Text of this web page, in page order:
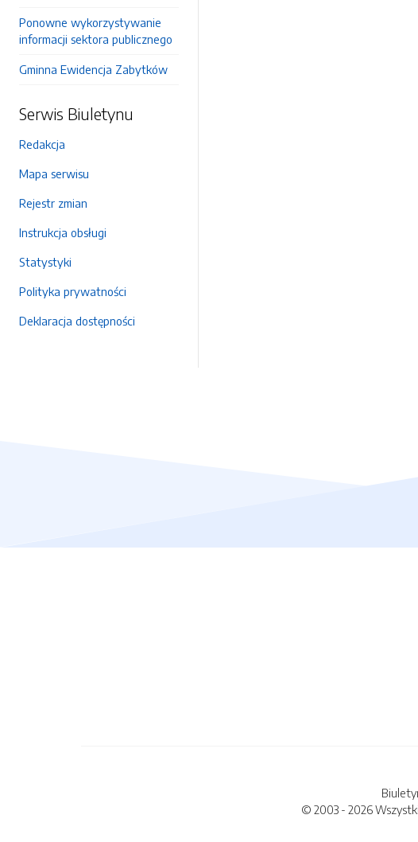
Ponowne wykorzystywanie
informacji sektora publicznego
Gminna Ewidencja Zabytków
Serwis Biuletynu
Redakcja
Mapa serwisu
Rejestr zmian
Instrukcja obsługi
Statystyki
Polityka prywatności
Deklaracja dostępności
© 2003 - 2026